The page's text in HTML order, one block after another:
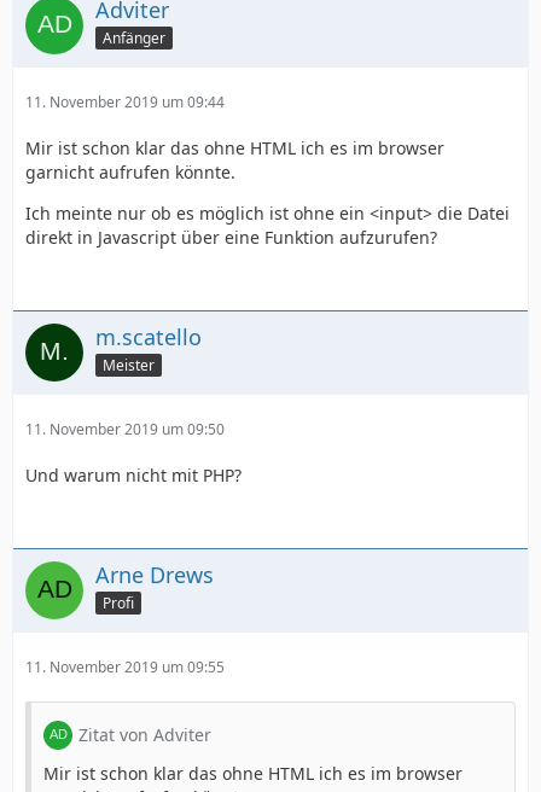
Adviter
Anfänger
11. November 2019 um 09:44
Mir ist schon klar das ohne HTML ich es im browser
garnicht aufrufen könnte.
Ich meinte nur ob es möglich ist ohne ein <input> die Datei
direkt in Javascript über eine Funktion aufzurufen?
m.scatello
Meister
11. November 2019 um 09:50
Und warum nicht mit PHP?
Arne Drews
Profi
11. November 2019 um 09:55
Zitat von Adviter
Mir ist schon klar das ohne HTML ich es im browser